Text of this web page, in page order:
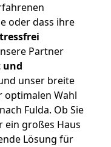
oder dass ihre
Partner
und
unser breite
optimalen Wahl
Fulda. Ob Sie
ein großes Haus
Lösung für